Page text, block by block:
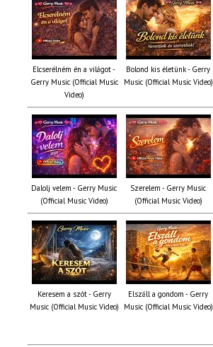
Elcserélném én a világot -
Gerry Music (Official Music
Video)
Bolond kis életünk - Gerry
Music (Official Music Video)
Dalolj velem - Gerry Music
(Official Music Video)
Szerelem - Gerry Music
(Official Music Video)
Keresem a szót - Gerry
Music (Official Music Video)
Elszáll a gondom - Gerry
Music (Official Music Video)